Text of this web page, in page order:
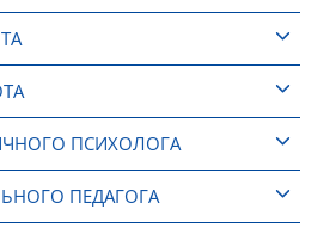
ПСИХОЛОГА
ПЕДАГОГА